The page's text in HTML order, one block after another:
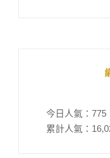
今日人氣： 775
累計人氣：